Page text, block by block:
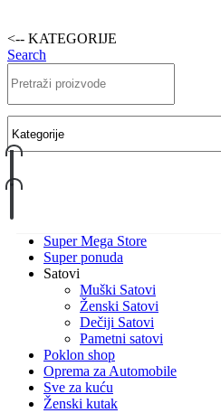
<-- KATEGORIJE
Search
Super Mega Store
Super ponuda
Satovi
Muški Satovi
Ženski Satovi
Dečiji Satovi
Pametni satovi
Poklon shop
Oprema za Automobile
Sve za kuću
Ženski kutak